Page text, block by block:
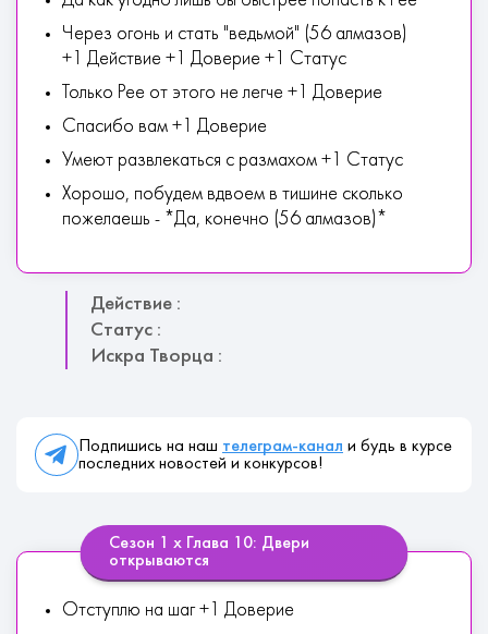
Через огонь и стать "ведьмой" (56 алмазов)
+1 Действие +1 Доверие +1 Статус
Только Рее от этого не легче +1 Доверие
Спасибо вам +1 Доверие
Умеют развлекаться с размахом +1 Статус
Хорошо, побудем вдвоем в тишине сколько
пожелаешь - *Да, конечно (56 алмазов)*
Действие :
Статус :
Искра Творца :
Подпишись на наш телеграм-канал и будь в курсе
последних новостей и конкурсов!
Сезон 1 х Глава 10: Двери
открываются
Отступлю на шаг +1 Доверие